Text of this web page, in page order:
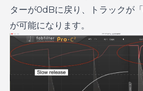
ターが0dBに戻り、トラックが
が可能になります。